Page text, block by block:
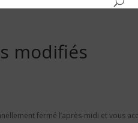
modifiés
fermé l’après-midi et vous